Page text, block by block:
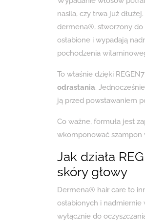
nasila, czy trwa już dłużej.
dermena®, stworzony do
osłabione i wypadają
pochodzenia
To właśnie dzięki
odrastania.
ją przed powstawaniem
Co ważne, formuła jest
wkomponować szampon
Jak działa
skóry głowy
Dermena® hair care to
osłabionych i nadmiernie
wyłącznie do